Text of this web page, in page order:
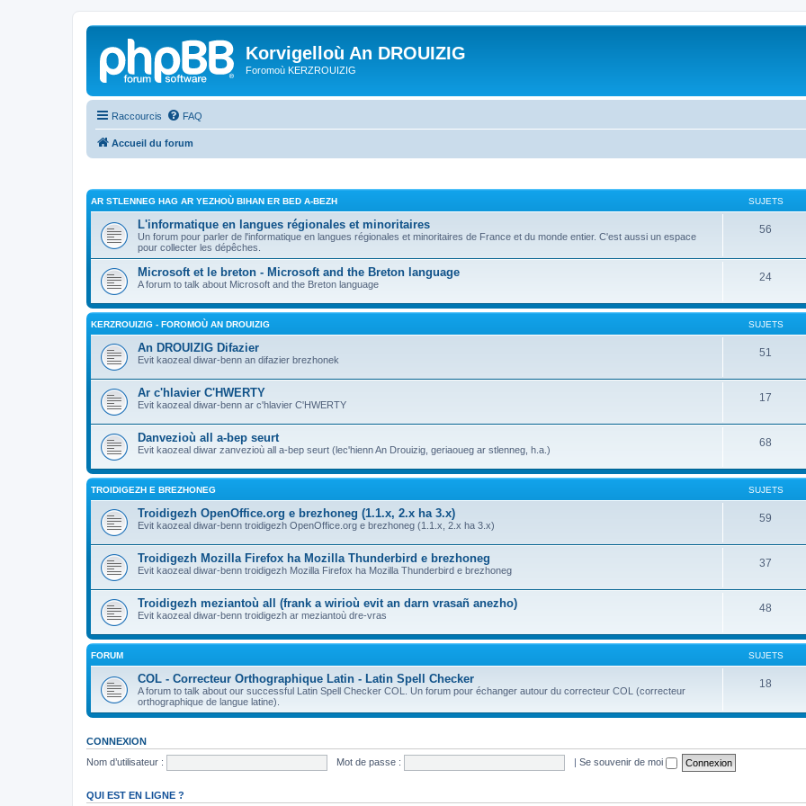
Korvigelloù An DROUIZIG
Foromoù KERZROUIZIG
Raccourcis FAQ
Accueil du forum
AR STLENNEG HAG AR YEZHOÙ BIHAN ER BED A-BEZH SUJETS
L'informatique en langues régionales et minoritaires
Un forum pour parler de l'informatique en langues régionales et minoritaires de France et du monde entier. C'est aussi un espace
pour collecter les dépêches.
56
Microsoft et le breton - Microsoft and the Breton language
A forum to talk about Microsoft and the Breton language
24
KERZROUIZIG - FOROMOÙ AN DROUIZIG SUJETS
An DROUIZIG Difazier
Evit kaozeal diwar-benn an difazier brezhonek
51
Ar c'hlavier C'HWERTY
Evit kaozeal diwar-benn ar c'hlavier C'HWERTY
17
Danvezioù all a-bep seurt
Evit kaozeal diwar zanvezioù all a-bep seurt (lec'hienn An Drouizig, geriaoueg ar stlenneg, h.a.)
68
TROIDIGEZH E BREZHONEG SUJETS
Troidigezh OpenOffice.org e brezhoneg (1.1.x, 2.x ha 3.x)
Evit kaozeal diwar-benn troidigezh OpenOffice.org e brezhoneg (1.1.x, 2.x ha 3.x)
59
Troidigezh Mozilla Firefox ha Mozilla Thunderbird e brezhoneg
Evit kaozeal diwar-benn troidigezh Mozilla Firefox ha Mozilla Thunderbird e brezhoneg
37
Troidigezh meziantoù all (frank a wirioù evit an darn vrasañ anezho)
Evit kaozeal diwar-benn troidigezh ar meziantoù dre-vras
48
FORUM SUJETS
COL - Correcteur Orthographique Latin - Latin Spell Checker
A forum to talk about our successful Latin Spell Checker COL. Un forum pour échanger autour du correcteur COL (correcteur
orthographique de langue latine).
18
CONNEXION
Nom d’utilisateur :
Mot de passe : | Se souvenir de moi
QUI EST EN LIGNE ?